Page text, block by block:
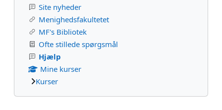
Site nyheder
Menighedsfakultetet
MF's Bibliotek
Ofte stillede spørgsmål
Hjælp
Mine kurser
Kurser